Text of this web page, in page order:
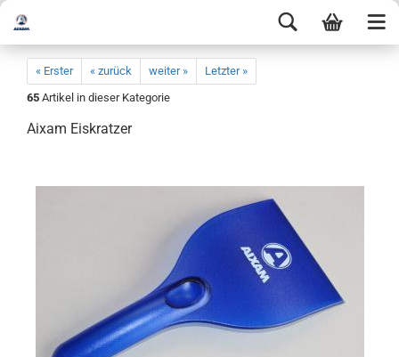
« Erster « zurück weiter »
Letzter »
65 Artikel in dieser Kategorie
Aixam Eiskratzer